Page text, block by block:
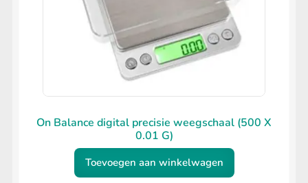
On Balance digital precisie weegschaal (500 X
0.01 G)
Toevoegen aan winkelwagen